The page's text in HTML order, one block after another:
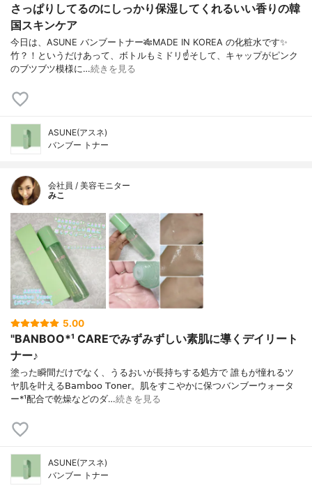
さっぱりしてるのにしっかり保湿してくれるいい香りの韓
国スキンケア
今日は、ASUNE バンブートナー🎋MADE IN KOREA の化粧水です✨
竹？！というだけあって、ボトルもミドリ☝️そして、キャップがピンク
のブツブツ模様に…続きを見る
ASUNE(アスネ)
バンブー トナー
会社員 / 美容モニター
みこ
5.00
"BANBOO*¹ CAREでみずみずしい素肌に導くデイリート
ナー♪
塗った瞬間だけでなく、うるおいが長持ちする処方で 誰もが憧れるツ
ヤ肌を叶える𝖡𝖺𝗆𝖻𝗈𝗈 𝖳𝗈𝗇𝖾𝗋。肌をすこやかに保つバンブーウォータ
ー*¹配合で乾燥などのダ…続きを見る
ASUNE(アスネ)
バンブー トナー